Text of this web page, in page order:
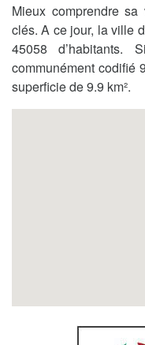
Mieux comprendre
clés. A ce jour, la ville
45058 d’habitants.
communément codifié
superficie de 9.9 km².